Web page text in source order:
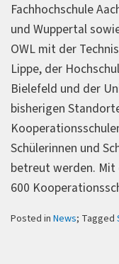
Fachhochschule
und Wuppertal
OWL mit der
Lippe, der
Bielefeld und der
bisherigen
Schülerinnen und
betreut werden. Mit
600
Posted in News; Tagged